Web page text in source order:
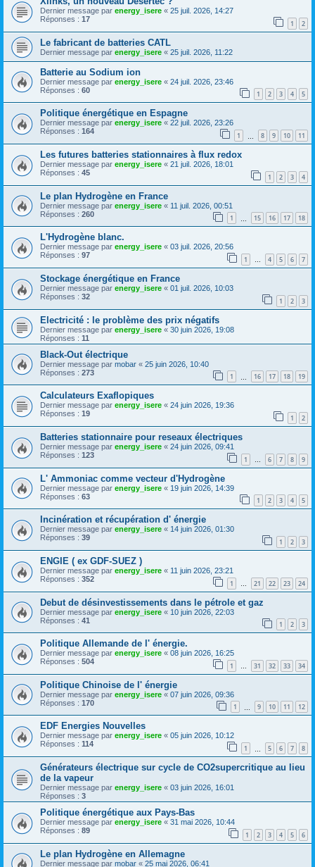
Dernier message par energy_isere « 25 juil. 2026, 14:27
Réponses : 17 1 2
Le fabricant de batteries CATL
Dernier message par energy_isere « 25 juil. 2026, 11:22
Batterie au Sodium ion
Dernier message par energy_isere « 24 juil. 2026, 23:46
Réponses : 60 1 2 3 4 5
Politique énergétique en Espagne
Dernier message par energy_isere « 22 juil. 2026, 23:26
Réponses : 164 1 8 9 10 11
Les futures batteries stationnaires à flux redox
Dernier message par energy_isere « 21 juil. 2026, 18:01
Réponses : 45 1 2 3 4
Le plan Hydrogène en France
Dernier message par energy_isere « 11 juil. 2026, 00:51
Réponses : 260 1 15 16 17 18
L'Hydrogène blanc.
Dernier message par energy_isere « 03 juil. 2026, 20:56
Réponses : 97 1 … 4 5 6 7
Stockage énergétique en France
Dernier message par energy_isere « 01 juil. 2026, 10:03
Réponses : 32 1 2 3
Electricité : le problème des prix négatifs
Dernier message par energy_isere « 30 juin 2026, 19:08
Réponses : 11
Black-Out électrique
Dernier message par mobar « 25 juin 2026, 10:40
Réponses : 273 1 16 17 18 19
Calculateurs Exaflopiques
Dernier message par energy_isere « 24 juin 2026, 19:36
Réponses : 19 1 2
Batteries stationnaire pour reseaux électriques
Dernier message par energy_isere « 24 juin 2026, 09:41
Réponses : 123 1 … 6 7 8 9
L' Ammoniac comme vecteur d'Hydrogène
Dernier message par energy_isere « 19 juin 2026, 14:39
Réponses : 63 1 2 3 4 5
Incinération et récupération d' énergie
Dernier message par energy_isere « 14 juin 2026, 01:30
Réponses : 39 1 2 3
ENGIE ( ex GDF-SUEZ )
Dernier message par energy_isere « 11 juin 2026, 23:21
Réponses : 352 1 21 22 23 24
Debut de désinvestissements dans le pétrole et gaz
Dernier message par energy_isere « 10 juin 2026, 22:03
Réponses : 41 1 2 3
Politique Allemande de l' énergie.
Dernier message par energy_isere « 08 juin 2026, 16:25
Réponses : 504 1 … 31 32 33 34
Politique Chinoise de l' énergie
Dernier message par energy_isere « 07 juin 2026, 09:36
Réponses : 170 1 9 10 11 12
EDF Energies Nouvelles
Dernier message par energy_isere « 05 juin 2026, 10:12
Réponses : 114 1 5 6 7 8
Générateurs électrique sur cycle de CO2supercritique au lieu
de la vapeur
Dernier message par energy_isere « 03 juin 2026, 16:01
Réponses : 3
Politique énergétique aux Pays-Bas
Dernier message par energy_isere « 31 mai 2026, 10:44
Réponses : 89 1 2 3 4 5 6
Le plan Hydrogène en Allemagne
Dernier message par mobar « 25 mai 2026, 06:41